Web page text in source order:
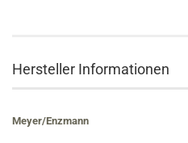
Hersteller Informationen
Meyer/Enzmann